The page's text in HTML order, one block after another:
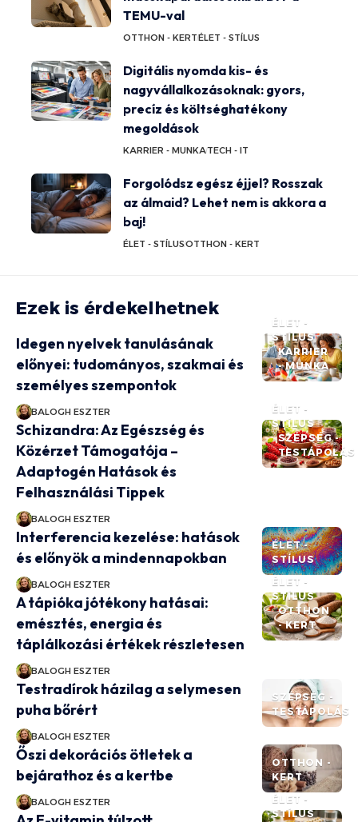
TEMU-val
OTTHON - KERTÉLET - STÍLUS
Digitális nyomda kis- és
nagyvállalkozásoknak: gyors,
precíz és költséghatékony
megoldások
KARRIER - MUNKATECH - IT
Forgolódsz egész éjjel? Rosszak
az álmaid? Lehet nem is akkora a
baj!
ÉLET - STÍLUSOTTHON - KERT
Ezek is érdekelhetnek
ÉLET -
STÍLUS
KARRIER
- MUNKA
Idegen nyelvek tanulásának
előnyei: tudományos, szakmai és
személyes szempontok
BALOGH ESZTER
ÉLET -
STÍLUS
SZÉPSÉG -
TESTÁPOLÁS
Schizandra: Az Egészség és
Közérzet Támogatója –
Adaptogén Hatások és
Felhasználási Tippek
BALOGH ESZTER
ÉLET -
STÍLUS
Interferencia kezelése: hatások
és előnyök a mindennapokban
BALOGH ESZTER
ÉLET -
STÍLUS
OTTHON
- KERT
A tápióka jótékony hatásai:
emésztés, energia és
táplálkozási értékek részletesen
BALOGH ESZTER
SZÉPSÉG -
TESTÁPOLÁS
Testradírok házilag a selymesen
puha bőrért
BALOGH ESZTER
OTTHON -
KERT
Őszi dekorációs ötletek a
bejárathoz és a kertbe
BALOGH ESZTER
ÉLET -
STÍLUS